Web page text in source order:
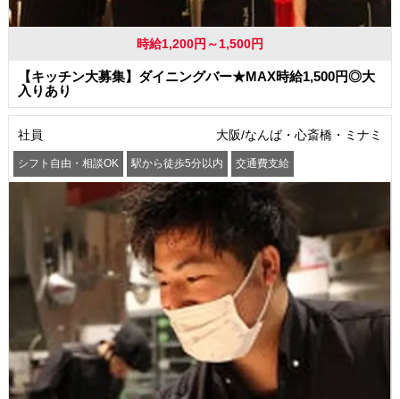
時給1,200円～1,500円
【キッチン大募集】ダイニングバー★MAX時給1,500円◎大
入りあり
社員 大阪/なんば・心斎橋・ミナミ
シフト自由・相談OK 駅から徒歩5分以内 交通費支給